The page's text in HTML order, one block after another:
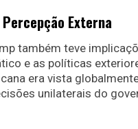
Externa
também teve
e as políticas
era vista
unilaterais do